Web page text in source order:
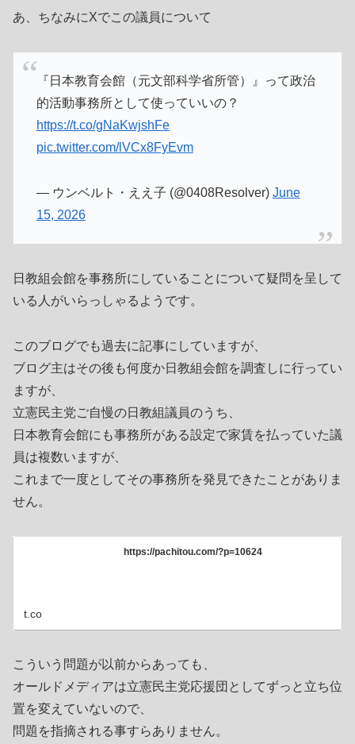
あ、ちなみにXでこの議員について
『日本教育会館（元文部科学省所管）』って政治
的活動事務所として使っていいの？
https://t.co/gNaKwjshFe
pic.twitter.com/lVCx8FyEvm
— ウンベルト・ええ子 (@0408Resolver) June
15, 2026
日教組会館を事務所にしていることについて疑問を呈して
いる人がいらっしゃるようです。
このブログでも過去に記事にしていますが、
ブログ主はその後も何度か日教組会館を調査しに行ってい
ますが、
立憲民主党ご自慢の日教組議員のうち、
日本教育会館にも事務所がある設定で家賃を払っていた議
員は複数いますが、
これまで一度としてその事務所を発見できたことがありま
せん。
https://pachitou.com/?p=10624
t.co
こういう問題が以前からあっても、
オールドメディアは立憲民主党応援団としてずっと立ち位
置を変えていないので、
問題を指摘される事すらありません。